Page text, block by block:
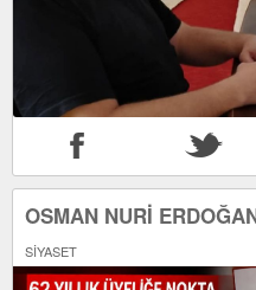
OSMAN NURİ
SİYASET